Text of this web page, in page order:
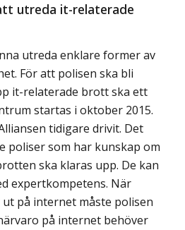
utreda it-relaterade
utreda enklare former av
För att polisen ska bli
it-relaterade brott ska ett
startas i oktober 2015.
tidigare drivit. Det
poliser som har kunskap om
ska klaras upp. De kan
expertkompetens. När
på internet måste polisen
på internet behöver